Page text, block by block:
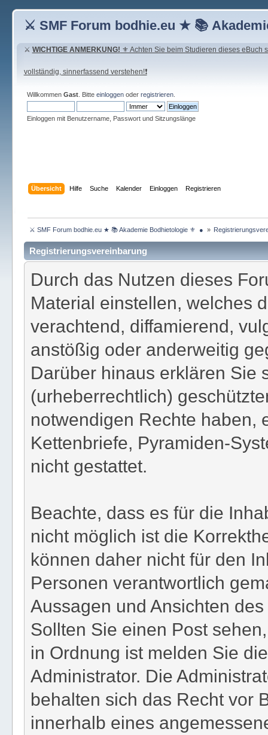
⚔ SMF Forum bodhie.eu ★ 📚
⚔ WICHTIGE ANMERKUNG! ⚜ Achten Sie beim Studieren dieses eBuch
vollständig, sinnerfassend verstehen!❗
Willkommen Gast. Bitte einloggenoder registrieren.
Einloggen mit Benutzername, Passwort und Sitzungslänge
Übersicht Hilfe Suche Kalender Einloggen Registrieren
⚔ SMF Forum bodhie.eu ★ 📚 Akademie Bodhietologie ⚜  ● »
Registrierungsvereinbarung
Durch das Nutzen dieses
Material einstellen, welches
verachtend, diffamierend,
anstößig oder anderweitig
Darüber hinaus erklären Sie
(urheberrechtlich)
notwendigen Rechte haben,
Kettenbriefe, Pyramiden-
nicht gestattet.
Beachte, dass es für die
nicht möglich ist die
können daher nicht für den
Personen verantwortlich
Aussagen und Ansichten
Sollten Sie einen Post
in Ordnung ist melden Sie
Administrator. Die
behalten sich das Recht vor
innerhalb eines